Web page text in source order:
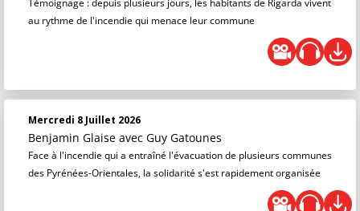
Témoignage : depuis plusieurs jours, les habitants de Rigarda vivent
au rythme de l'incendie qui menace leur commune
Mercredi 8 Juillet 2026
Benjamin Glaise avec Guy Gatounes
Face à l'incendie qui a entraîné l'évacuation de plusieurs communes
des Pyrénées-Orientales, la solidarité s'est rapidement organisée